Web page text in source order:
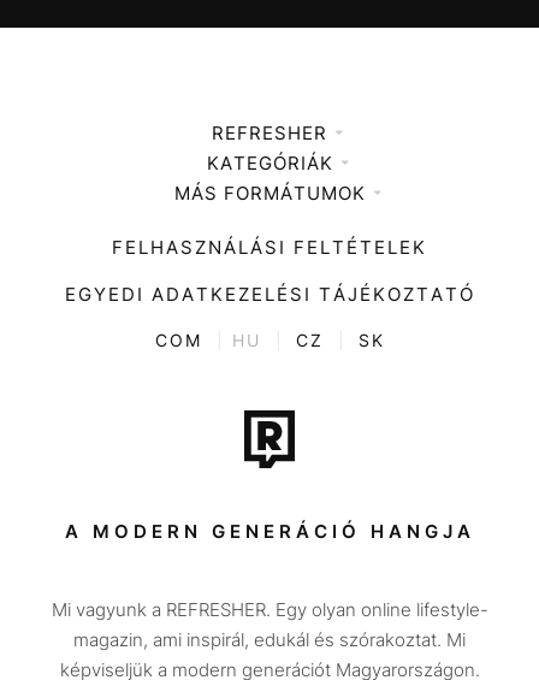
REFRESHER
Médiaajánlat
KATEGÓRIÁK
Zene
Divat
Kultúra
ENTR
Tech-Tudomány
Sport
Társadalom
Utazás
Életmód
MÁS FORMÁTUMOK
FELHASZNÁLÁSI FELTÉTELEK
EGYEDI ADATKEZELÉSI TÁJÉKOZTATÓ
COM HU CZ SK
A MODERN GENERÁCIÓ HANGJA
Mi vagyunk a REFRESHER. Egy olyan online lifestyle-
magazin, ami inspirál, edukál és szórakoztat. Mi
képviseljük a modern generációt Magyarországon.